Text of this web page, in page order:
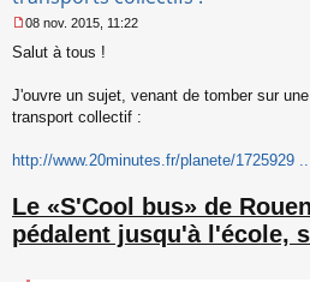
e
s
g
n
l
u
08 nov. 2015, 11:22
Salut à tous !
J'ouvre un sujet, venant de tomber sur
transport collectif :
http://www.20minutes.fr/planete/1725929
Le «S'Cool bus» de
pédalent jusqu'à l'école,